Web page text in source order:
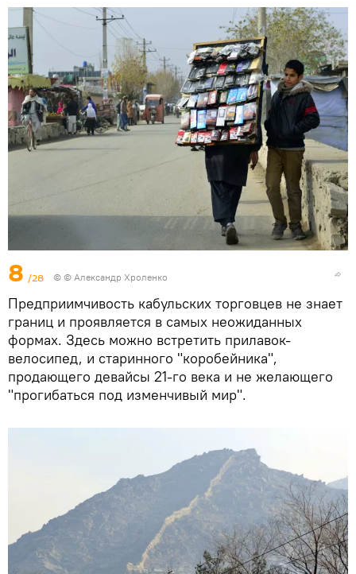
8 /28 © © Александр Хроленко
Предприимчивость кабульских торговцев не знает
границ и проявляется в самых неожиданных
формах. Здесь можно встретить прилавок-
велосипед, и старинного "коробейника",
продающего девайсы 21-го века и не желающего
"прогибаться под изменчивый мир".